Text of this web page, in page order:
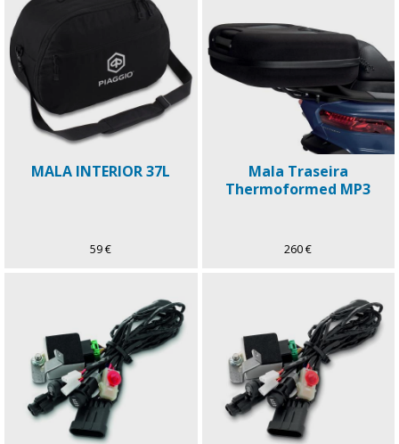
MALA INTERIOR 37L
59 €
Mala Traseira
Thermoformed MP3
260 €